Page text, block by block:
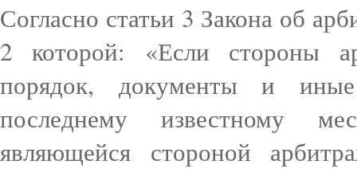
Согласно статьи 3 Закона об
2 которой: «Если стороны
порядок, документы и
последнему известному
являющейся стороной